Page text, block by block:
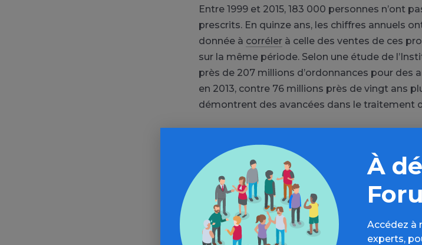
Entre 1999 et 2015, 183 000 personnes n’ont
prescrits. En quinze ans, les chiffres annuels
donnée à corréler à celle des ventes de ces
sur la même période. Selon une étude de
près de 207 millions d’ordonnances pour des
en 2013, contre 76 millions près de vingt ans
démontrent des avancées dans le traitement
pharmaceutiques, expliquait l’étude. En
Occidentale – l’un des Etats américains les
Charleston Gazette-Mail,
révélait qu’au cours
fabricants de médicaments avaient livré 780
433 par habitant.
Pour en savoir plus, cliquez sur « Consulter en
À
Accédez à
experts,